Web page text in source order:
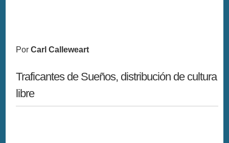
PorCarl Calleweart
Traficantes de Sueños, distribución de cultura
libre